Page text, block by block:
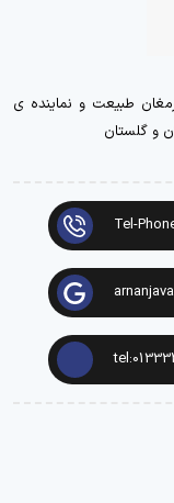
طبیعت و نماینده ی
و گلستان
Tel-